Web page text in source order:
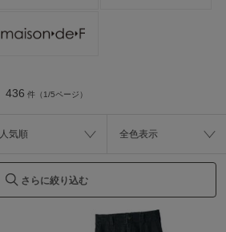
436 件（1/5ページ）
人気順 全色表示
さらに絞り込む